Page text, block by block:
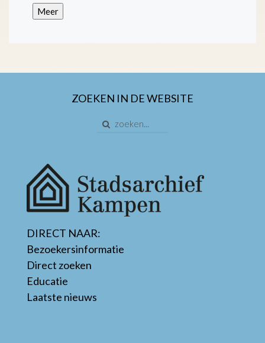
Meer
ZOEKEN IN DE WEBSITE
DIRECT NAAR:
Bezoekersinformatie
Direct zoeken
Educatie
Laatste nieuws